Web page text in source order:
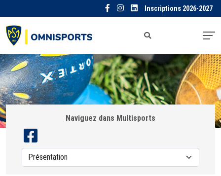
Inscriptions 2026-2027
Naviguez dans Multisports